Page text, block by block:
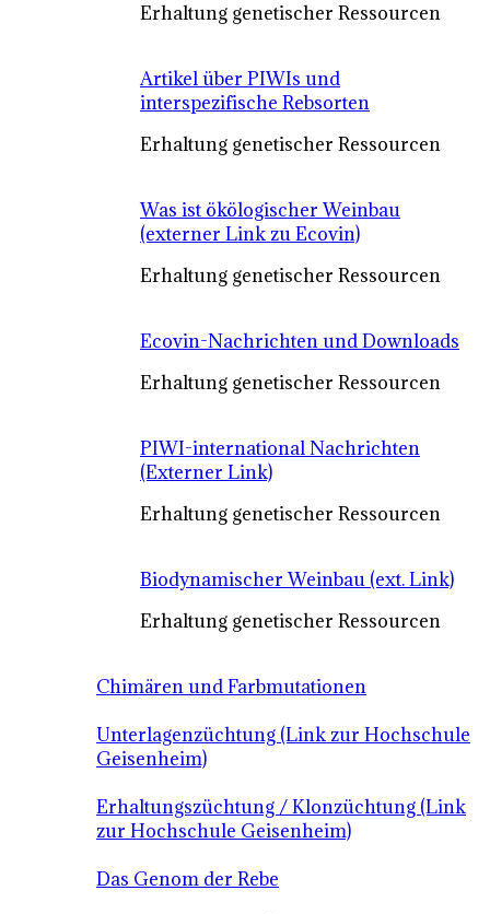
Erhaltung genetischer Ressourcen
Artikel über PIWIs und
interspezifische Rebsorten
Erhaltung genetischer Ressourcen
Was ist ökölogischer Weinbau
(externer Link zu Ecovin)
Erhaltung genetischer Ressourcen
Ecovin-Nachrichten und Downloads
Erhaltung genetischer Ressourcen
PIWI-international Nachrichten
(Externer Link)
Erhaltung genetischer Ressourcen
Biodynamischer Weinbau (ext. Link)
Erhaltung genetischer Ressourcen
Chimären und Farbmutationen
Unterlagenzüchtung (Link zur Hochschule
Geisenheim)
Erhaltungszüchtung / Klonzüchtung (Link
zur Hochschule Geisenheim)
Das Genom der Rebe